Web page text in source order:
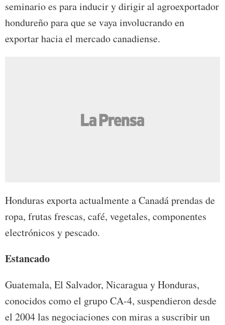
seminario es para inducir y dirigir al agroexportador
hondureño para que se vaya involucrando en
exportar hacia el mercado canadiense.
Honduras exporta actualmente a Canadá prendas de
ropa, frutas frescas, café, vegetales, componentes
electrónicos y pescado.
Estancado
Guatemala, El Salvador, Nicaragua y Honduras,
conocidos como el grupo CA-4, suspendieron desde
el 2004 las negociaciones con miras a suscribir un